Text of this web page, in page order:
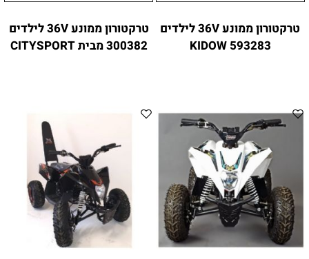
טרקטורון ממונע 36V לילדים
593283 KIDOW
טרקטורון ממונע 36V לילדים
300382 מבית CITYSPORT